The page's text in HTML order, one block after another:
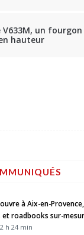
V633M, un
hauteur
à Aix-en-
et roadbooks sur-
h 24 min